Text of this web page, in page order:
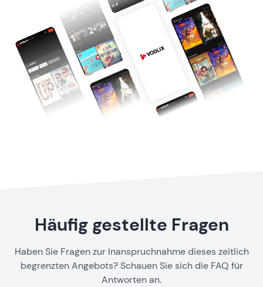
Häufig gestellte Fragen
Haben Sie Fragen zur Inanspruchnahme dieses zeitlich
begrenzten Angebots? Schauen Sie sich die FAQ für
Antworten an.